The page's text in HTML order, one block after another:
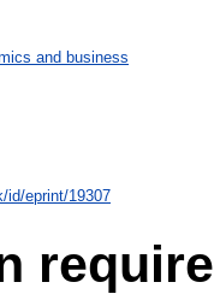
and business
id/eprint/19307